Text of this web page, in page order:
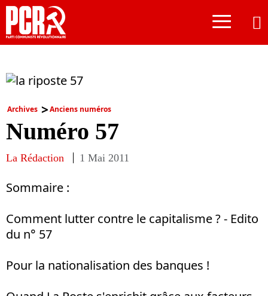
≡
Archives Anciens numéros
Numéro 57
La Rédaction 1 Mai 2011
Sommaire :
Comment lutter contre le capitalisme ? - Edito
du n° 57
Pour la nationalisation des banques !